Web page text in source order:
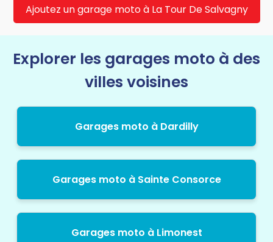
Ajoutez un garage moto à La Tour De Salvagny
Explorer les garages moto à des
villes voisines
Garages moto à Dardilly
Garages moto à Sainte Consorce
Garages moto à Limonest